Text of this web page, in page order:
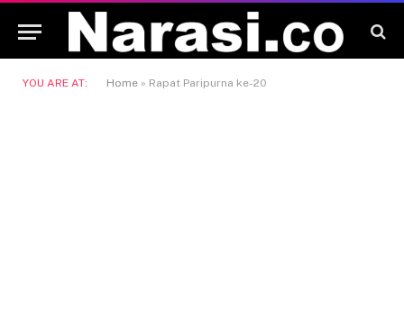
YOU ARE AT: Home » Rapat Paripurna ke-20